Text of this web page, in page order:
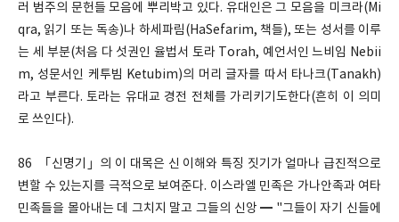
러 범주의 문헌들 모음에 뿌리박고 있다. 유대인은 그 모음을 미크라(Mi
qra, 읽기 또는 독송)나 하세파림(HaSefarim, 책들), 또는 성서를 이루
는 세 부분(처음 다 섯권인 율법서 토라 Torah, 예언서인 느비임 Nebii
m, 성문서인 케투빔 Ketubim)의 머리 글자를 따서 타나크(Tanakh)
라고 부른다. 토라는 유대교 경전 전체를 가리키기도한다(흔히 이 의미
로 쓰인다).
86 「신명기」의 이 대목은 신 이해와 특징 짓기가 얼마나 급진적으로
변할 수 있는지를 극적으로 보여준다. 이스라엘 민족은 가나안족과 여타
민족들을 몰아내는 데 그치지 말고 그들의 신앙 ━ "그들이 자기 신들에